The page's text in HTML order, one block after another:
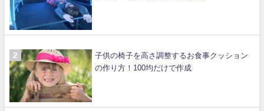
子供の椅子を高さ調整するお食事クッション
の作り方！100均だけで作成